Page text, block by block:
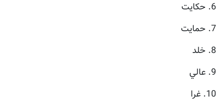
6. حكايت
7. حمايت
8. خلد
9. عالي
10. غرا